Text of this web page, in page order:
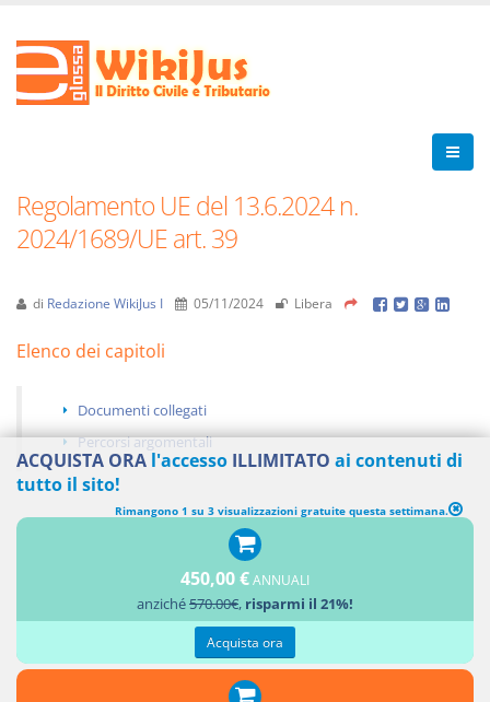
Regolamento UE del 13.6.2024 n.
2024/1689/UE art. 39
di Redazione WikiJus I 05/11/2024 Libera
Elenco dei capitoli
Documenti collegati
Percorsi argomentali
ORGANISMI DI VALUTAZIONE DELLA CONFORMITÀ DI PAESI TERZI
ACQUISTA ORA l'accesso ILLIMITATO ai contenuti di
tutto il sito!
Rimangono 1 su 3 visualizzazioni gratuite questa settimana.
450,00 €ANNUALI
anziché570.00€, risparmi il 21%!
Acquista ora